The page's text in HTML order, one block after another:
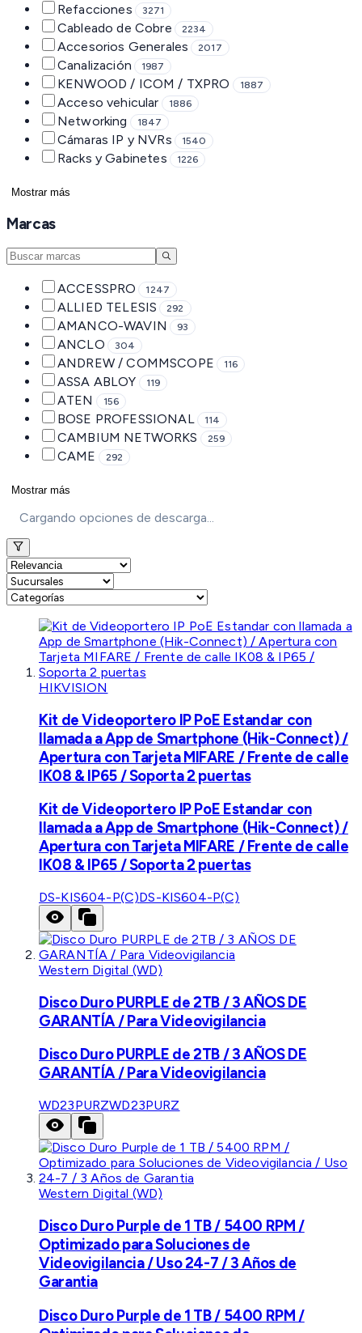
Refacciones 3271
Cableado de Cobre 2234
Accesorios Generales 2017
Canalización 1987
KENWOOD / ICOM / TXPRO 1887
Acceso vehicular 1886
Networking 1847
Cámaras IP y NVRs 1540
Racks y Gabinetes 1226
Mostrar más
Marcas
ACCESSPRO 1247
ALLIED TELESIS 292
AMANCO-WAVIN 93
ANCLO 304
ANDREW / COMMSCOPE 116
ASSA ABLOY 119
ATEN 156
BOSE PROFESSIONAL 114
CAMBIUM NETWORKS 259
CAME 292
Mostrar más
Cargando opciones de descarga...
HIKVISION
Kit de Videoportero IP PoE Estandar con
llamada a App de Smartphone (Hik-Connect) /
Apertura con Tarjeta MIFARE / Frente de calle
IK08 & IP65 / Soporta 2 puertas
Kit de Videoportero IP PoE Estandar con
llamada a App de Smartphone (Hik-Connect) /
Apertura con Tarjeta MIFARE / Frente de calle
IK08 & IP65 / Soporta 2 puertas
DS-KIS604-P(C)DS-KIS604-P(C)
Western Digital (WD)
Disco Duro PURPLE de 2TB / 3 AÑOS DE
GARANTÍA / Para Videovigilancia
Disco Duro PURPLE de 2TB / 3 AÑOS DE
GARANTÍA / Para Videovigilancia
WD23PURZWD23PURZ
Western Digital (WD)
Disco Duro Purple de 1 TB / 5400 RPM /
Optimizado para Soluciones de
Videovigilancia / Uso 24-7 / 3 Años de
Garantia
Disco Duro Purple de 1 TB / 5400 RPM /